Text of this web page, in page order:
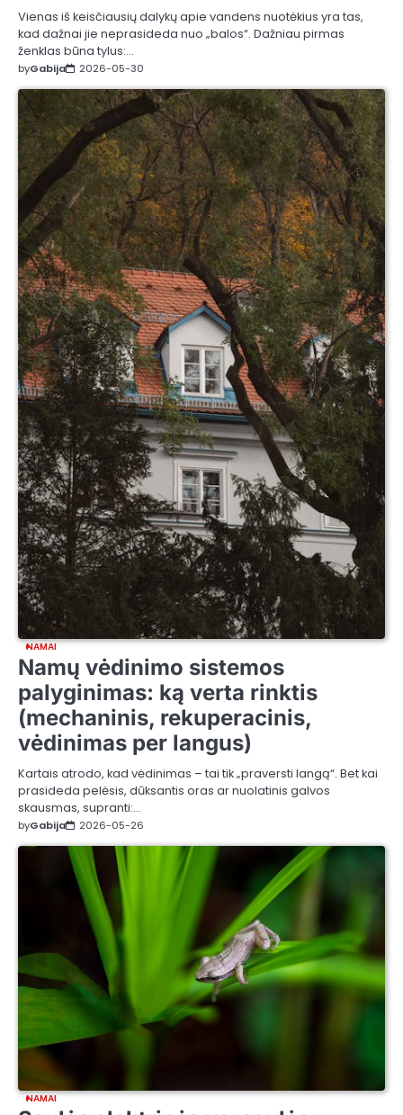
Vienas iš keisčiausių dalykų apie vandens nuotėkius yra tas,
kad dažnai jie neprasideda nuo „balos“. Dažniau pirmas
ženklas būna tylus:…
byGabija 2026-05-30
NAMAI
Namų vėdinimo sistemos
palyginimas: ką verta rinktis
(mechaninis, rekuperacinis,
vėdinimas per langus)
Kartais atrodo, kad vėdinimas – tai tik „praversti langą“. Bet kai
prasideda pelėsis, dūksantis oras ar nuolatinis galvos
skausmas, supranti:…
byGabija 2026-05-26
NAMAI